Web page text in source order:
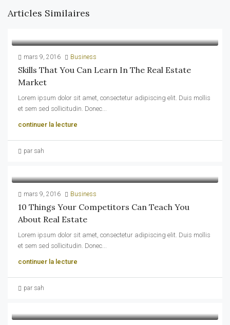
Articles Similaires
mars 9, 2016 Business
Skills That You Can Learn In The Real Estate
Market
Lorem ipsum dolor sit amet, consectetur adipiscing elit. Duis mollis
et sem sed sollicitudin. Donec...
continuer la lecture
par sah
mars 9, 2016 Business
10 Things Your Competitors Can Teach You
About Real Estate
Lorem ipsum dolor sit amet, consectetur adipiscing elit. Duis mollis
et sem sed sollicitudin. Donec...
continuer la lecture
par sah